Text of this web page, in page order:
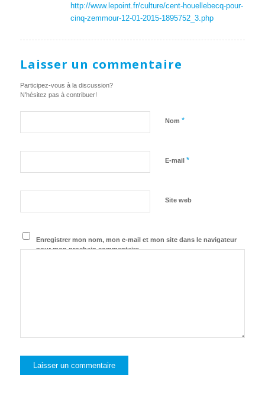
http://www.lepoint.fr/culture/cent-houellebecq-pour-
cinq-zemmour-12-01-2015-1895752_3.php
Laisser un commentaire
Participez-vous à la discussion?
N'hésitez pas à contribuer!
Nom *
E-mail *
Site web
Enregistrer mon nom, mon e-mail et mon site dans le navigateur
pour mon prochain commentaire.